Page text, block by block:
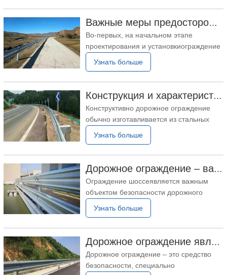
обеспечить ровность основания дороги
и его соответствие требованиям
ПДК.ограждение шоссемонтаж. 2.
Установка и крепление
Важные меры предосторожности при дорожном ограждении
Во-первых, на начальном этапе
проектирования и установкиограждение
соответствующим стандартам и
должна быть прочной, заглубленной в
землю на глубину, соответствующую
проектным требованиям, и держаться
перпендикулярно горизонту. Во-
Узнать больше
Конструкция и характеристики дорожного ограждения
Конструктивно дорожное ограждение
обычно изготавливается из стальных
штамповке, а затем подвергаются
пластика. Обработанное таким образом
дорожное ограждение не только
обладает превосходными
антикоррозионными характеристиками и
может
Узнать больше
Дорожное ограждение – важный объект безопасности дорожного движения
Ограждение шоссеявляется важным
объектом безопасности дорожного
дорожных объектах, таких как
обеспечения безопасности вождения.
Обычно он состоит из грунтового
фундамента, колонн, балок и других
частей, которые используют
Узнать больше
Дорожное ограждение является одним из важных объектов, обеспечивающих безопасность движения по автомагистралям.
Дорожное ограждение – это средство
безопасности, специально